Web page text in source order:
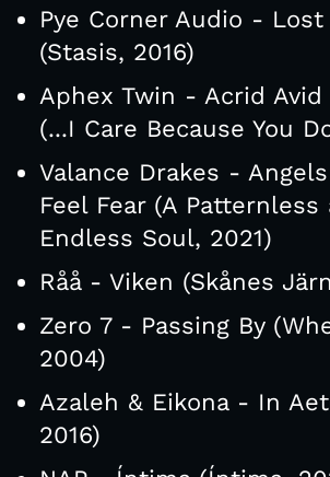
Pye Corner Audio - Lost
(Stasis, 2016)
Aphex Twin - Acrid Avid
(...I Care Because You
Valance Drakes -
Feel Fear (A Patternless
Endless Soul, 2021)
Råå - Viken (Skånes
Zero 7 - Passing By
2004)
Azaleh & Eikona - In
2016)